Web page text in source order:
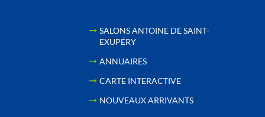
SALONS ANTOINE DE SAINT-
EXUPÉRY
ANNUAIRES
CARTE INTERACTIVE
NOUVEAUX ARRIVANTS